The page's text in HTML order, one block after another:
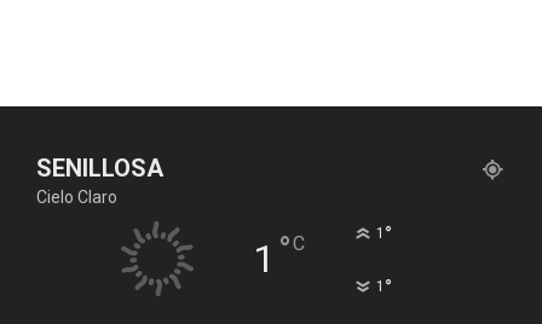
SENILLOSA
Cielo Claro
1 °C 1 °
1 °